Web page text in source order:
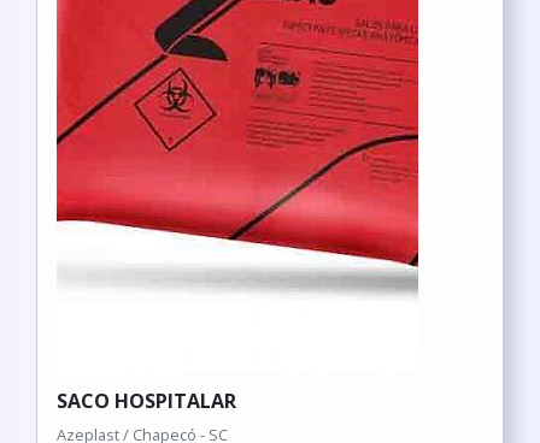
SACO HOSPITALAR
Azeplast / Chapecó - SC